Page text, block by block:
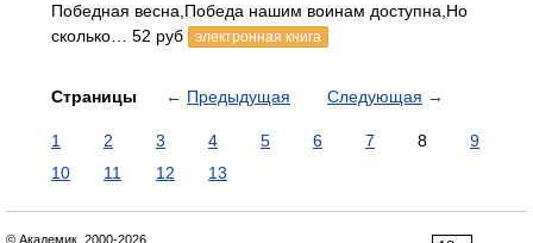
Победная весна,Победа нашим воинам доступна,Но
сколько… 52 руб
электронная книга
Страницы ← Предыдущая Следующая →
1 2 3 4 5 6 7 8
9
10
11 12 13
© Академик, 2000-2026